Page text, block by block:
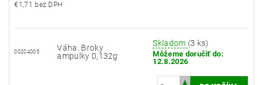
€1,71 bez DPH
00204005
Váha: Broky
ampulky 0,132g
Skladom (3 ks)
Môžeme doručiť do:
12.8.2026